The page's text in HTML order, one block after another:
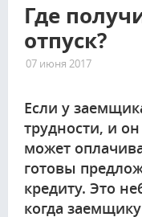
Где
отпуск?
07 июня 2017
Если у
трудности, и
может
готовы
кредиту. Это
когда